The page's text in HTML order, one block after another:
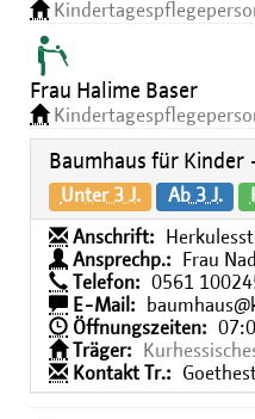
Frau Halime Baser
Baumhaus für
Unter 3 J. Ab 3 J.
Anschrift:
Ansprechp.:
Frau
Telefon:
0561
E-Mail:
Öffnungszeiten:
Träger:
Kontakt Tr.: